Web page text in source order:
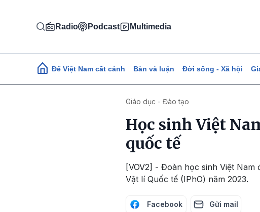
Radio Podcast Multimedia
Main navigation
Để Việt Nam cất cánh Bàn và luận Đời sống - Xã hội
Giáo dục - Đào tạo
Học sinh Việt
quốc tế
[VOV2] - Đoàn học sinh Việt
Vật lí Quốc tế (IPhO) năm 2023.
Facebook Gửi mail